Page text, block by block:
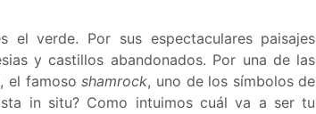
verde. Por sus espectaculares paisajes
y castillos abandonados. Por una de las
el famososhamrock, uno de los símbolos de
in situ? Como intuimos cuál va a ser tu